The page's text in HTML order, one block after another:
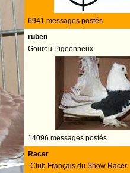
6941 messages postés
ruben
Gourou Pigeonneux
14096 messages postés
Racer
-Club Français du Show Racer-